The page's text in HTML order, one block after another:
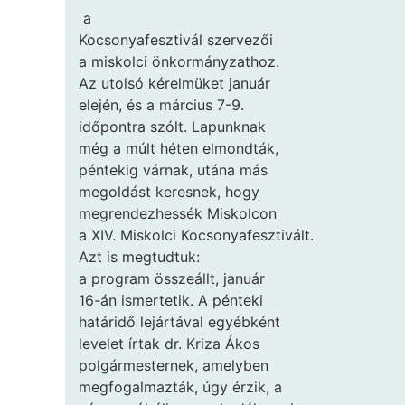
a
Kocsonyafesztivál szervezői
a miskolci önkormányzathoz.
Az utolsó kérelmüket január
elején, és a március 7-9.
időpontra szólt. Lapunknak
még a múlt héten elmondták,
péntekig várnak, utána más
megoldást keresnek, hogy
megrendezhessék Miskolcon
a XIV. Miskolci Kocsonyafesztivált.
Azt is megtudtuk:
a program összeállt, január
16-án ismertetik. A pénteki
határidő lejártával egyébként
levelet írtak dr. Kriza Ákos
polgármesternek, amelyben
megfogalmazták, úgy érzik, a